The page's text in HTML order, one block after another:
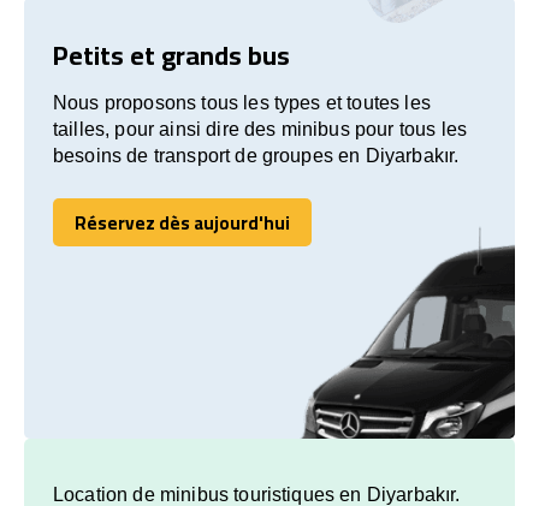
Petits et grands bus
Nous proposons tous les types et toutes les
tailles, pour ainsi dire des minibus pour tous les
besoins de transport de groupes en Diyarbakır.
Réservez dès aujourd'hui
Réservez dès aujourd'hui
Location de minibus touristiques en Diyarbakır.